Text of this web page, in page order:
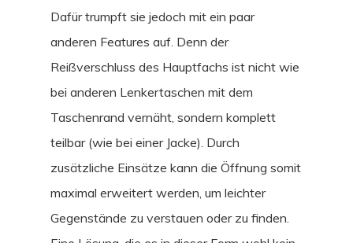
Dafür trumpft sie jedoch mit ein paar
anderen Features auf. Denn der
Reißverschluss des Hauptfachs ist nicht wie
bei anderen Lenkertaschen mit dem
Taschenrand vernäht, sondern komplett
teilbar (wie bei einer Jacke). Durch
zusätzliche Einsätze kann die Öffnung somit
maximal erweitert werden, um leichter
Gegenstände zu verstauen oder zu finden.